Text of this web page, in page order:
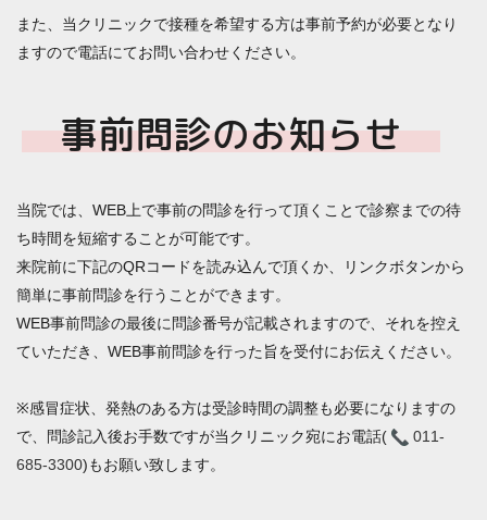
また、当クリニックで接種を希望する方は事前予約が必要となり
ますので電話にてお問い合わせください。
事前問診のお知らせ
当院では、WEB上で事前の問診を行って頂くことで診察までの待
ち時間を短縮することが可能です。
来院前に下記のQRコードを読み込んで頂くか、リンクボタンから
簡単に事前問診を行うことができます。
WEB事前問診の最後に問診番号が記載されますので、それを控え
ていただき、WEB事前問診を行った旨を受付にお伝えください。
※感冒症状、発熱のある方は受診時間の調整も必要になりますの
で、問診記入後お手数ですが当クリニック宛にお電話(
011-
685-3300)もお願い致します。